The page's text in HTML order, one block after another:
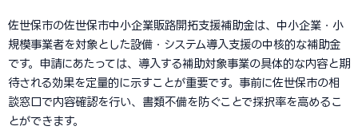
佐世保市の佐世保市中小企業販路開拓支援補助金は、中小企業・小
規模事業者を対象とした設備・システム導入支援の中核的な補助金
です。申請にあたっては、導入する補助対象事業の具体的な内容と期
待される効果を定量的に示すことが重要です。事前に佐世保市の相
談窓口で内容確認を行い、書類不備を防ぐことで採択率を高めるこ
とができます。